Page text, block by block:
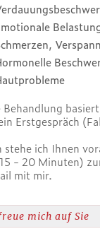
mich auf Sie
Behandlung
Erstgespräch
stehe ich Ihnen
- 20 Minuten)
mit mir.